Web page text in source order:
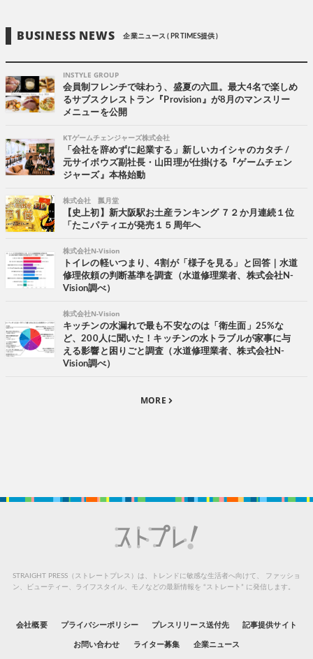
BUSINESS NEWS 企業ニュース ( PR TIMES提供 )
INSTYLE GROUP
会員制フレンチで味わう、盛夏の六皿。最大4名で楽しめ
るサブスクレストラン『Provision』が8月のマンスリー
メニューを公開
KTゲームチェンジャーズ株式会社
「会社を辞めずに起業する」新しいカイシャのカタチ /
元サイボウズ副社長・山田理が仕掛ける『ゲームチェン
ジャーズ』本格始動
株式会社 瓢月堂
【史上初】新大阪駅お土産ランキング ７２か月連続１位
「たこパティエが発売１５周年へ
株式会社N-Vision
トイレの軽いつまり、4割が「様子を見る」と回答｜水道
修理依頼の判断基準を調査（水道修理業者、株式会社N-
Vision調べ）
株式会社N-Vision
キッチンの水漏れで最も不安なのは「衛生面」25%な
ど、200人に聞いた！キッチンの水トラブルが家事に与
える影響と困りごと調査（水道修理業者、株式会社N-
Vision調べ）
MORE
STRAIGHT PRESS（ストレートプレス）は、トレンドに敏感な生活者へ向けて、
ファッショ
ン、ビューティー、ライフスタイル、モノなどの最新情報を “ストレート” に発信します。
会社概要 プライバシーポリシー プレスリリース送付先 記事提供サイト
お問い合わせ ライター募集 企業ニュース